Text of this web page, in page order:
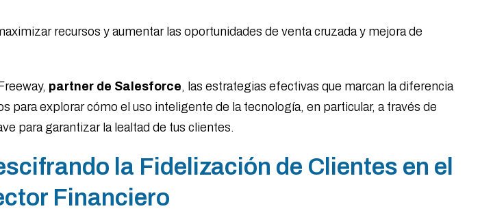
recursos y aumentar las oportunidades de venta cruzada y mejora de
partner de Salesforce, las estrategias efectivas que marcan la diferencia
explorar cómo el uso inteligente de la tecnología, en particular, a través de
para garantizar la lealtad de tus clientes.
la Fidelización de Clientes en el
Financiero